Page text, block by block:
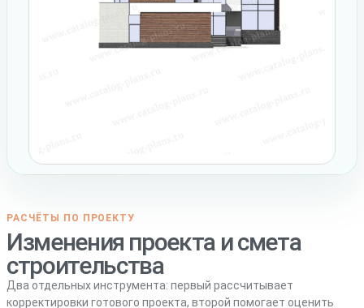
РАСЧЁТЫ ПО ПРОЕКТУ
Изменения проекта и смета
строительства
Два отдельных инструмента: первый рассчитывает
корректировки готового проекта, второй помогает оценить